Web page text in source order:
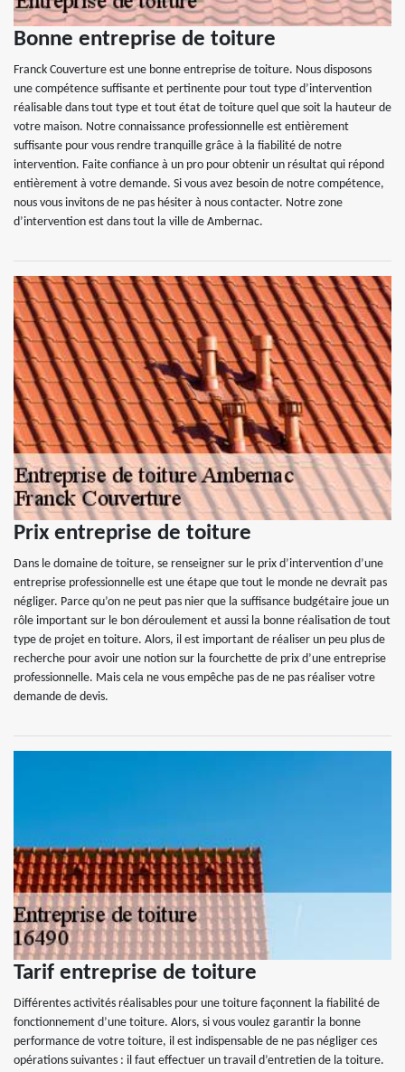
Bonne entreprise de toiture
Franck Couverture est une bonne entreprise de toiture. Nous disposons
une compétence suffisante et pertinente pour tout type d’intervention
réalisable dans tout type et tout état de toiture quel que soit la hauteur de
votre maison. Notre connaissance professionnelle est entièrement
suffisante pour vous rendre tranquille grâce à la fiabilité de notre
intervention. Faite confiance à un pro pour obtenir un résultat qui répond
entièrement à votre demande. Si vous avez besoin de notre compétence,
nous vous invitons de ne pas hésiter à nous contacter. Notre zone
d’intervention est dans tout la ville de Ambernac.
Prix entreprise de toiture
Dans le domaine de toiture, se renseigner sur le prix d’intervention d’une
entreprise professionnelle est une étape que tout le monde ne devrait pas
négliger. Parce qu’on ne peut pas nier que la suffisance budgétaire joue un
rôle important sur le bon déroulement et aussi la bonne réalisation de tout
type de projet en toiture. Alors, il est important de réaliser un peu plus de
recherche pour avoir une notion sur la fourchette de prix d’une entreprise
professionnelle. Mais cela ne vous empêche pas de ne pas réaliser votre
demande de devis.
Tarif entreprise de toiture
Différentes activités réalisables pour une toiture façonnent la fiabilité de
fonctionnement d’une toiture. Alors, si vous voulez garantir la bonne
performance de votre toiture, il est indispensable de ne pas négliger ces
opérations suivantes : il faut effectuer un travail d’entretien de la toiture.